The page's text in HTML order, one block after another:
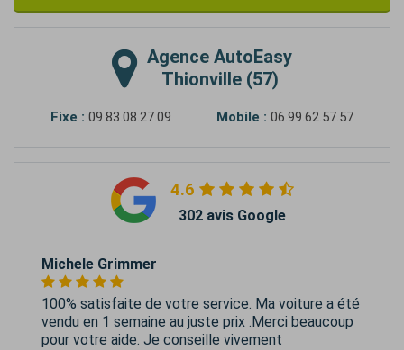
Agence AutoEasy
Thionville (57)
Fixe : 09.83.08.27.09 Mobile : 06.99.62.57.57
4.6
302 avis Google
Michele Grimmer
100% satisfaite de votre service. Ma voiture a été
vendu en 1 semaine au juste prix .Merci beaucoup
pour votre aide. Je conseille vivement